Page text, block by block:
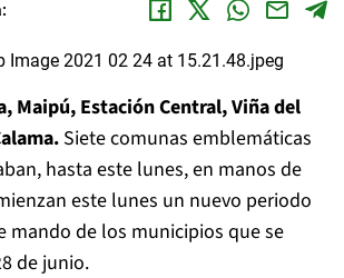
Maipú, Estación Central, Viña del
Siete comunas emblemáticas
hasta este lunes, en manos de
este lunes un nuevo periodo
mando de los municipios que se
de junio.